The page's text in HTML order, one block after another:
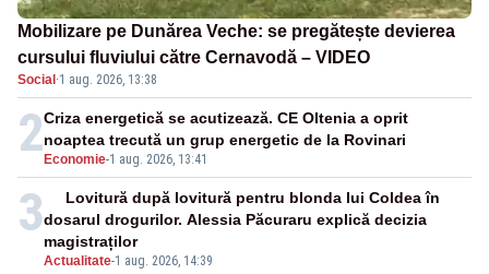
Mobilizare pe Dunărea Veche: se pregătește devierea
cursului fluviului către Cernavodă – VIDEO
Social ·1 aug. 2026, 13:38
2 Economie-1 aug. 2026, 13:41
Criza energetică se acutizează. CE Oltenia a oprit
noaptea trecută un grup energetic de la Rovinari
3
Actualitate-1 aug. 2026, 14:39
Lovitură după lovitură pentru blonda lui Coldea în
dosarul drogurilor. Alessia Păcuraru explică decizia
magistraților